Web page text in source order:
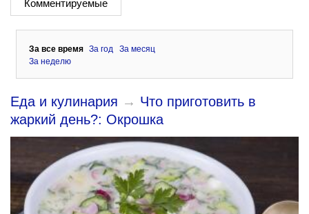
Комментируемые
За все время За год
За месяц
За неделю
Еда и кулинария → Что приготовить в
жаркий день?: Окрошка